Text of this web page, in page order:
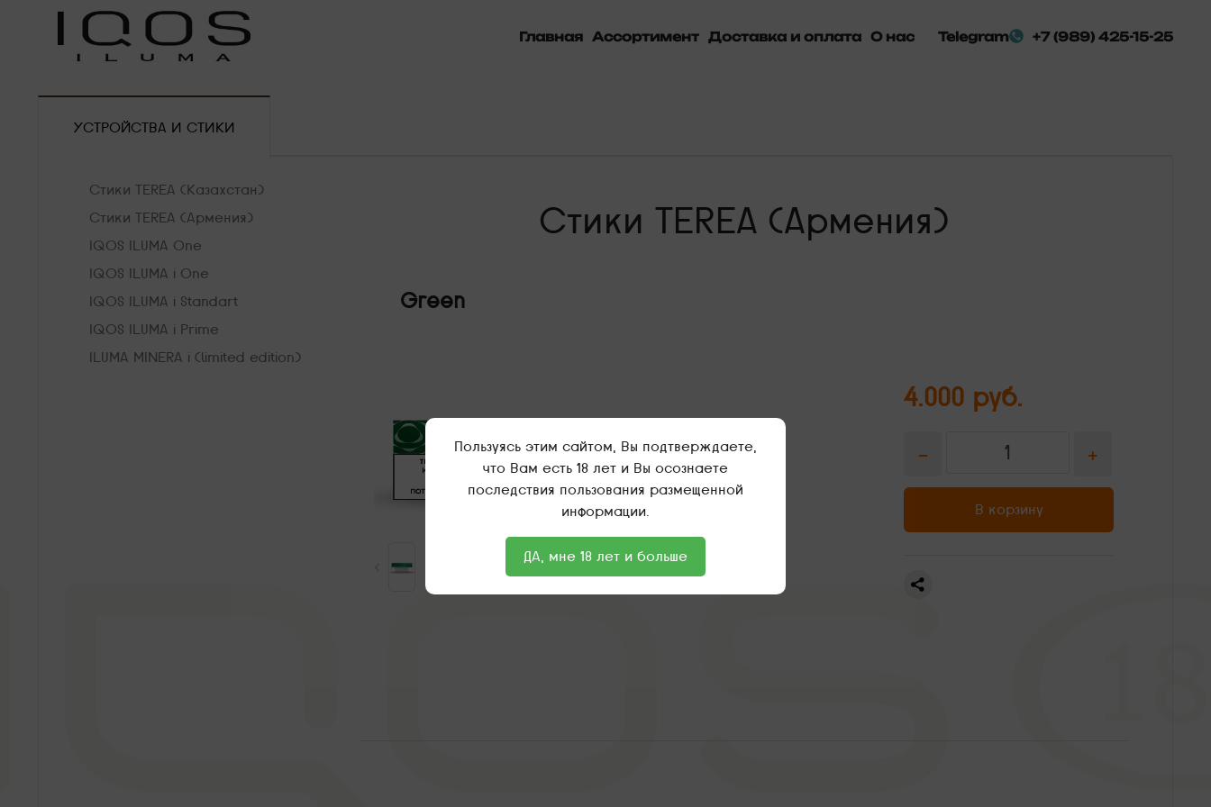
Главная Ассортимент Доставка и оплата О нас Telegram +7 (989) 425-15-25
УСТРОЙСТВА И СТИКИ
Стики TEREA (Казахстан)
Стики TEREA (Армения)
IQOS ILUMA One
IQOS ILUMA i One
IQOS ILUMA i Standart
IQOS ILUMA i Prime
ILUMA MINERA i (limited edition)
Стики TEREA (Армения)
Green
4.000 руб.
- +
В корзину
Пользуясь этим сайтом, Вы подтверждаете,
что Вам есть 18 лет и Вы осознаете
последствия пользования размещенной
информации.
ДА, мне 18 лет и больше